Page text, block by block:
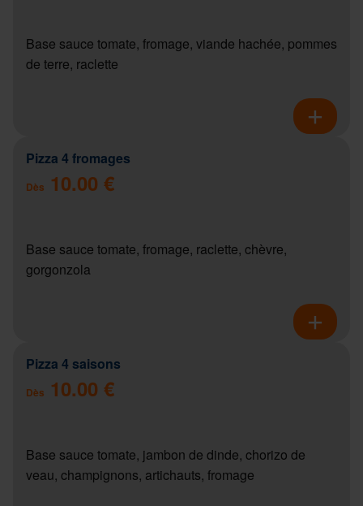
Base sauce tomate, fromage, viande hachée, pommes
de terre, raclette
Pizza 4 fromages
Dès 10.00 €
Base sauce tomate, fromage, raclette, chèvre,
gorgonzola
Pizza 4 saisons
Dès 10.00 €
Base sauce tomate, jambon de dinde, chorizo de
veau, champignons, artichauts, fromage